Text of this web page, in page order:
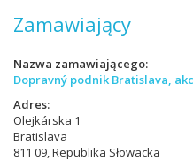
Zamawiający
Nazwa zamawiającego
Dopravný podnik Bratislava,
Adres
Olejkárska 1
Bratislava
811 09, Republika Słowacka